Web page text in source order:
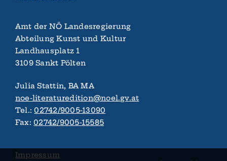
Amt der NÖ Landes­regierung
Abteilung Kunst und Kultur
Landhaus­platz 1
3109 Sankt Pölten
Julia Stattin, BA MA
noe-literaturedition@noel.gv.at
Tel.:02742/9005-13090
Fax:02742/9005-15585
Impressum